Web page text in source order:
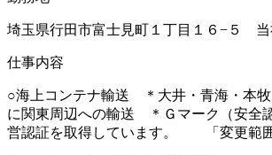
埼玉県行田市富士見町１丁目１６−５
仕事内容
○海上コンテナ輸送 ＊大井・青海・本
に関東周辺への輸送 ＊Ｇマーク（安全
営認証を取得しています。 「変更範囲